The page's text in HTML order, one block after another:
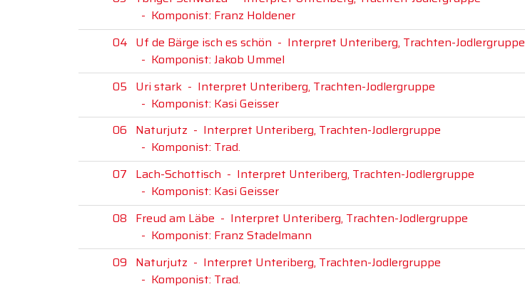
- Komponist: Franz Holdener
04 Uf de Bärge isch es schön - Interpret Unteriberg, Trachten-Jodlergruppe
- Komponist: Jakob Ummel
05 Uri stark - Interpret Unteriberg, Trachten-Jodlergruppe
- Komponist: Kasi Geisser
06 Naturjutz - Interpret Unteriberg, Trachten-Jodlergruppe
- Komponist: Trad.
07 Lach-Schottisch - Interpret Unteriberg, Trachten-Jodlergruppe
- Komponist: Kasi Geisser
08 Freud am Läbe - Interpret Unteriberg, Trachten-Jodlergruppe
- Komponist: Franz Stadelmann
09 Naturjutz - Interpret Unteriberg, Trachten-Jodlergruppe
- Komponist: Trad.